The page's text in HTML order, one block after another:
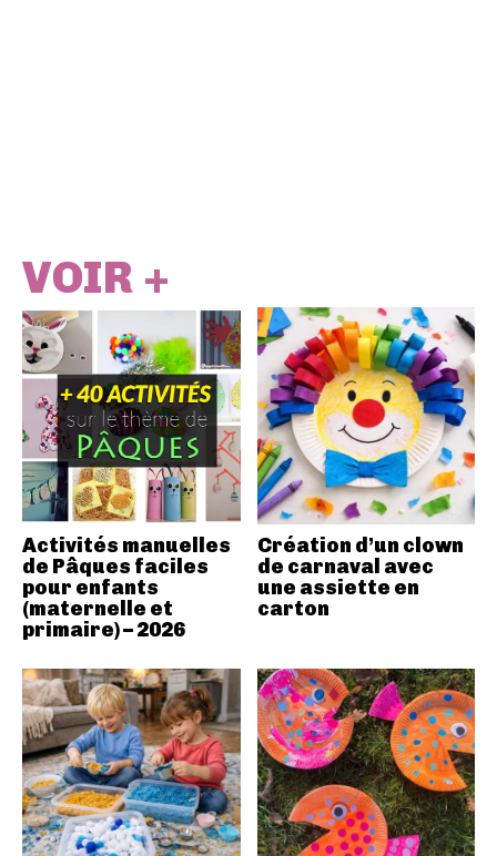
VOIR +
Activités manuelles
de Pâques faciles
pour enfants
(maternelle et
primaire) – 2026
Création d’un clown
de carnaval avec
une assiette en
carton